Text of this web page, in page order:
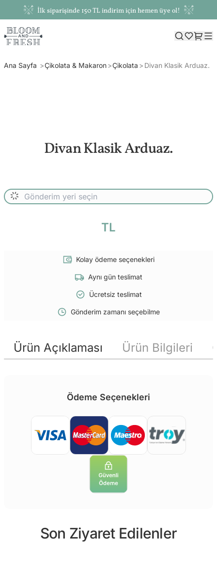
İlk siparişinde 150 TL indirim için hemen üye ol!
Ana Sayfa Çikolata & Makaron Çikolata Divan Klasik Arduaz.
Divan Klasik Arduaz.
TL
Kolay ödeme seçenekleri
Aynı gün teslimat
Ücretsiz teslimat
Gönderim zamanı seçebilme
Ürün Açıklaması Ürün Bilgileri
Ödeme Seçenekleri
Son Ziyaret Edilenler